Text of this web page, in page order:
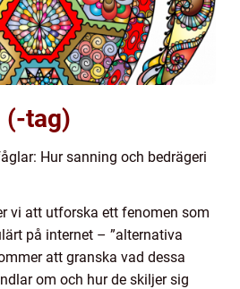
(-tag)
Hur sanning och bedrägeri
vi att utforska ett fenomen som
på internet – ”alternativa
att granska vad dessa
om och hur de skiljer sig